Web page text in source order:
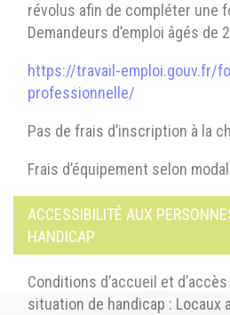
révolus afin de compléter une
Demandeurs d’emploi âgés de
https://travail-emploi.gouv.fr/
professionnelle/
Pas de frais d’inscription à la
Frais d’équipement selon
ACCESSIBILITÉ AUX
HANDICAP
Conditions d’accueil et
situation de handicap : Locaux